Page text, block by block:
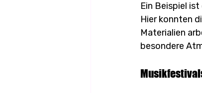
Ein Beispiel
Hier konnten
Materialien
besondere